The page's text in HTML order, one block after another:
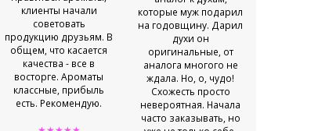
клиенты начали
советовать
продукцию друзьям. В
общем, что касается
качества - все в
восторге. Ароматы
классные, прибыль
есть. Рекомендую.
которые муж подарил
на годовщину. Дарил
духи он
оригинальные, от
аналога многого не
ждала. Но, о, чудо!
Схожесть просто
невероятная. Начала
часто заказывать, но